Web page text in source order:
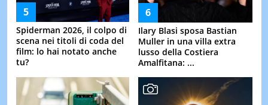
Spiderman 2026, il colpo di
scena nei titoli di coda del
film: lo hai notato anche
tu?
Ilary Blasi sposa Bastian
Muller in una villa extra
lusso della Costiera
Amalfitana: ...